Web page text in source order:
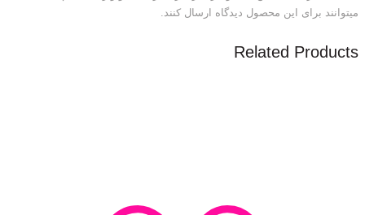
میتوانند برای این محصول دیدگاه ارسال کنند.
Related Products